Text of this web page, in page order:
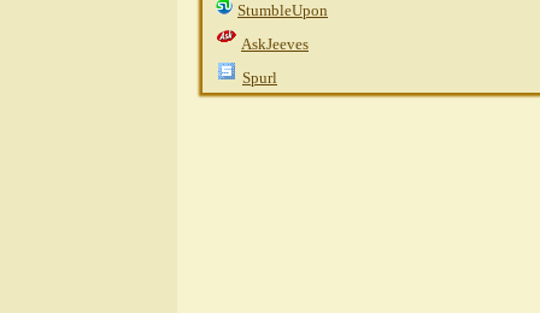
StumbleUpon
AskJeeves
Spurl